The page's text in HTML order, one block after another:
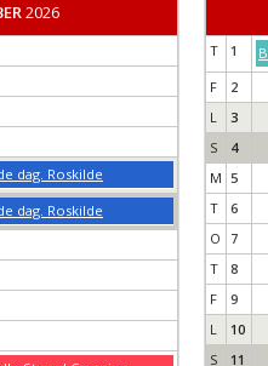
2026
dag. Roskilde
dag. Roskilde
T 1
F
2
L
3
S
4
M 5
T
6
O
7
T
8
F
9
L
10
S
11